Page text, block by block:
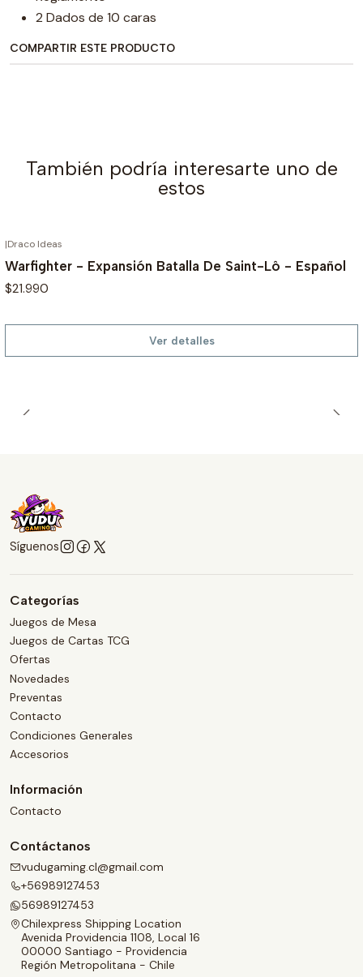
2 Dados de 10 caras
COMPARTIR ESTE PRODUCTO
También podría interesarte uno de
estos
|Draco Ideas
Warfighter - Expansión Batalla De Saint-Lô - Español
$21.990
Ver detalles
Síguenos
Categorías
Juegos de Mesa
Juegos de Cartas TCG
Ofertas
Novedades
Preventas
Contacto
Condiciones Generales
Accesorios
Información
Contacto
Contáctanos
vudugaming.cl@gmail.com
+56989127453
56989127453
Chilexpress Shipping Location
Avenida Providencia 1108, Local 16
00000 Santiago - Providencia
Región Metropolitana - Chile